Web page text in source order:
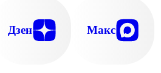
Дзен Макс